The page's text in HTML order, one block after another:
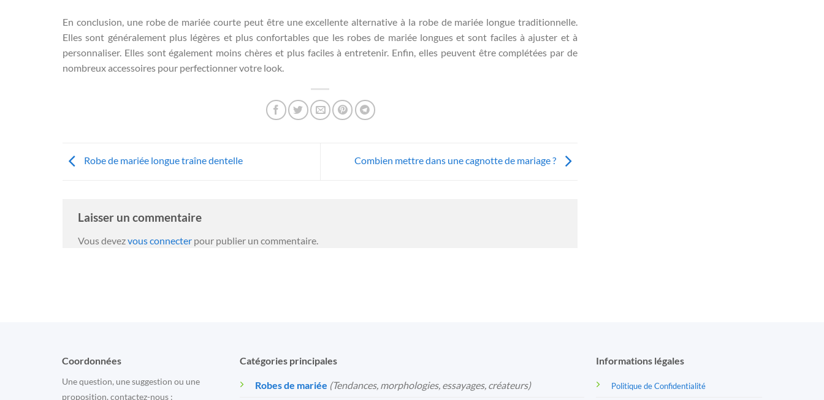
En conclusion, une robe de mariée courte peut être une excellente alternative à la robe de mariée longue traditionnelle.
Elles sont généralement plus légères et plus confortables que les robes de mariée longues et sont faciles à ajuster et à
personnaliser. Elles sont également moins chères et plus faciles à entretenir. Enfin, elles peuvent être complétées par de
nombreux accessoires pour perfectionner votre look.
Robe de mariée longue traîne dentelle Combien mettre dans une cagnotte de mariage ?
Laisser un commentaire
Vous devezvous connecter pour publier un commentaire.
Coordonnées
Une question, une suggestion ou une
proposition, contactez-nous :
Catégories principales
Robes de mariée (Tendances, morphologies, essayages, créateurs)
Informations légales
Politique de Confidentialité